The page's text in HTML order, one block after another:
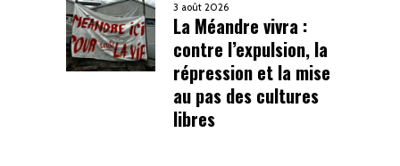
3 août 2026
La Méandre vivra :
contre l’expulsion, la
répression et la mise
au pas des cultures
libres